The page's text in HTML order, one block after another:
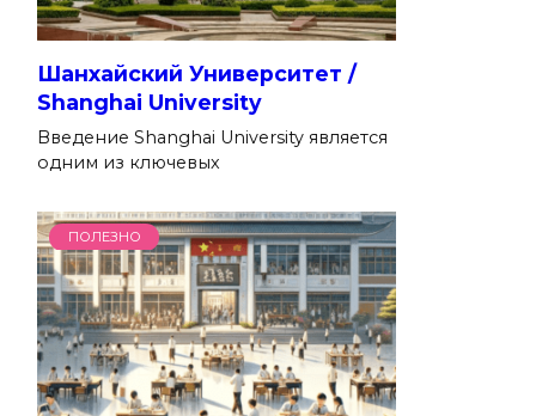
Шанхайский Университет /
Shanghai University
Введение Shanghai University является
одним из ключевых
ПОЛЕЗНО